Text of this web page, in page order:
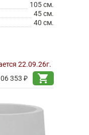
105 см.
45 см.
40 см.
22.09.26г.
353 ₽
shopping_cart